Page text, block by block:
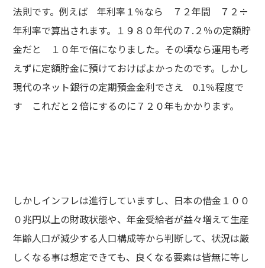
法則です。例えば 年利率１％なら ７２年間 ７２÷
年利率で算出されます。１９８０年代の７.２％の定額貯
金だと １０年で倍になりました。その頃なら運用も考
えずに定額貯金に預けておけばよかったのです。しかし
現代のネット銀行の定期預金金利でさえ 0.1％程度で
す これだと２倍にするのに７２０年もかかります。
しかしインフレは進行していますし、日本の借金１００
０兆円以上の財政状態や、年金受給者が益々増えて生産
年齢人口が減少する人口構成等から判断して、状況は厳
しくなる事は想定できても、良くなる要素は皆無に等し